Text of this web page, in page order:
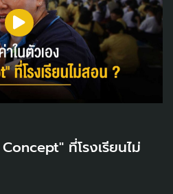
ที่โรงเรียนไม่